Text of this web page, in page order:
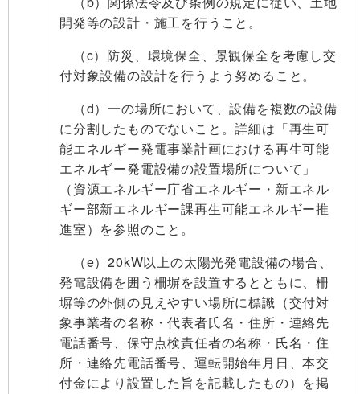
開発等の設計・施工を行うこと。
（c）防災、環境保全、景観保全を考慮し交
付対象設備の設計を行うよう努めること。
（d）一の場所において、設備を複数の設備
に分割したものでないこと。詳細は「再生可
能エネルギー発電事業計画における再生可能
エネルギー発電設備の設置場所について」
（資源エネルギー庁省エネルギー・新エネル
ギー部新エネルギー課再生可能エネルギー推
進室）を参照のこと。
（e）20kW以上の太陽光発電設備の場合、
発電設備を囲う柵塀を設置するとともに、柵
塀等の外側の見えやすい場所に標識（交付対
象事業者の名称・代表者氏名・住所・連絡先
電話番号、保守点検責任者の名称・氏名・住
所・連絡先電話番号、運転開始年月日、本交
付金により設置した旨を記載したもの）を掲